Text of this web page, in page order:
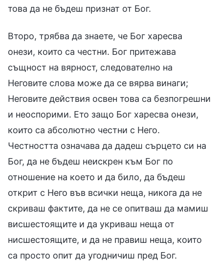
това да не бъдеш признат от Бог.
Второ, трябва да знаете, че Бог харесва
онези, които са честни. Бог притежава
същност на вярност, следователно на
Неговите слова може да се вярва винаги;
Неговите действия освен това са безпогрешни
и неоспорими. Ето защо Бог харесва онези,
които са абсолютно честни с Него.
Честността означава да дадеш сърцето си на
Бог, да не бъдеш неискрен към Бог по
отношение на което и да било, да бъдеш
открит с Него във всички неща, никога да не
скриваш фактите, да не се опитваш да мамиш
висшестоящите и да укриваш неща от
нисшестоящите, и да не правиш неща, които
са просто опит да угодничиш пред Бог.